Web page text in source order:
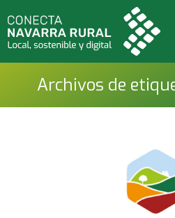
Archivos de